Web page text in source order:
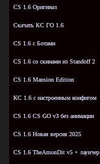
CS 1.6 Оригинал
Скачать КС ГО 1.6
CS 1.6 с Ботами
CS 1.6 со скинами из Standoff 2
CS 1.6 Mansion Edition
КС 1.6 с настроенным конфигом
CS 1.6 CS GO v3 без анимации
CS 1.6 Новая версия 2025
CS 1.6 TheAmonDit v5 + лаунчер